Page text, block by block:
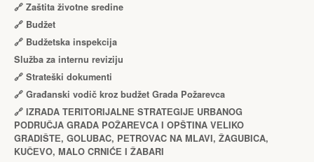
🔗 Zaštita životne sredine
🔗 Budžet
🔗 Budžetska inspekcija
Služba za internu reviziju
🔗 Strateški dokumenti
🔗 Građanski vodič kroz budžet Grada Požarevca
🔗 IZRADA TЕRITORIJALNЕ STRATЕGIJЕ URBANOG
PODRUČJA GRADA POŽARЕVCA I OPŠTINA VЕLIKO
GRADIŠTЕ, GOLUBAC, PЕTROVAC NA MLAVI, ŽAGUBICA,
KUČЕVO, MALO CRNIĆЕ I ŽABARI